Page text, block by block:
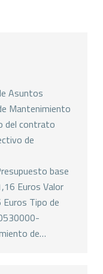
Asuntos
Mantenimiento
del contrato
de
base
Euros Valor
Tipo de
de…